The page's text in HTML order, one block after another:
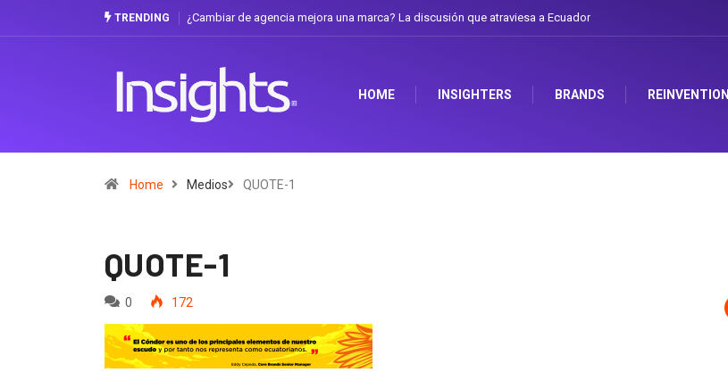
TRENDING ¿Cambiar de agencia mejora una marca? La discusión que atraviesa a Ecuador
HOME INSIGHTERS BRANDS REINVENTION
Home Medios QUOTE-1
QUOTE-1
0 172